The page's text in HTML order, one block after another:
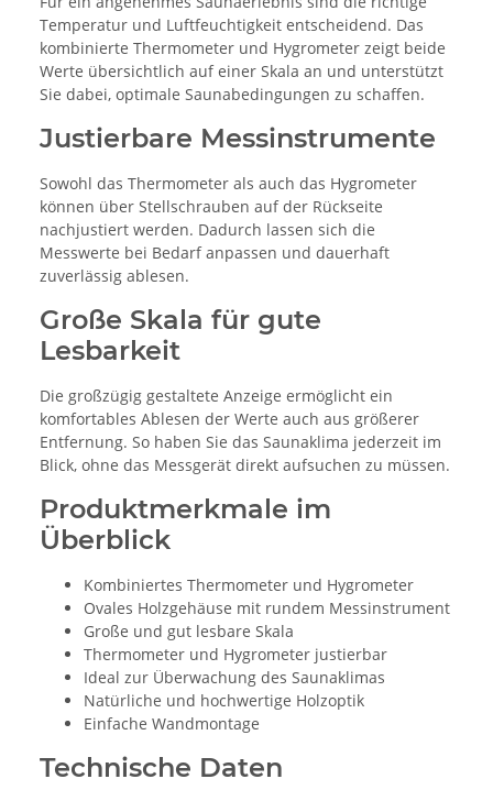
Temperatur und Luftfeuchtigkeit entscheidend. Das
kombinierte Thermometer und Hygrometer zeigt beide
Werte übersichtlich auf einer Skala an und unterstützt
Sie dabei, optimale Saunabedingungen zu schaffen.
Justierbare Messinstrumente
Sowohl das Thermometer als auch das Hygrometer
können über Stellschrauben auf der Rückseite
nachjustiert werden. Dadurch lassen sich die
Messwerte bei Bedarf anpassen und dauerhaft
zuverlässig ablesen.
Große Skala für gute
Lesbarkeit
Die großzügig gestaltete Anzeige ermöglicht ein
komfortables Ablesen der Werte auch aus größerer
Entfernung. So haben Sie das Saunaklima jederzeit im
Blick, ohne das Messgerät direkt aufsuchen zu müssen.
Produktmerkmale im
Überblick
Kombiniertes Thermometer und Hygrometer
Ovales Holzgehäuse mit rundem Messinstrument
Große und gut lesbare Skala
Thermometer und Hygrometer justierbar
Ideal zur Überwachung des Saunaklimas
Natürliche und hochwertige Holzoptik
Einfache Wandmontage
Technische Daten